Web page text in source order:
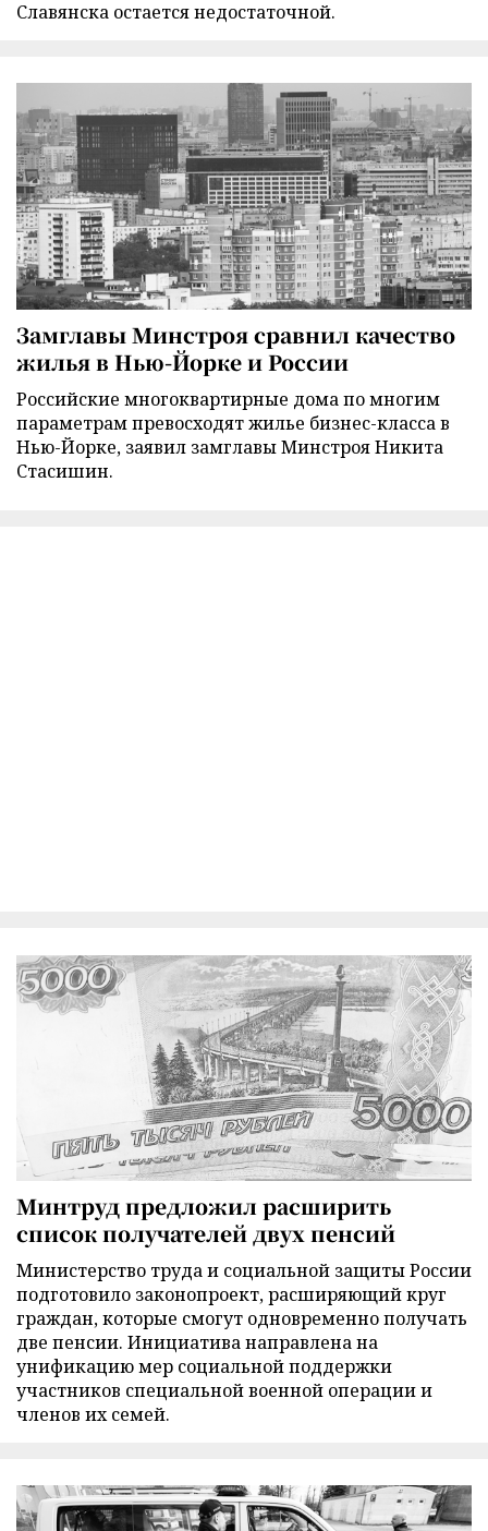
Славянска остается недостаточной.
Замглавы Минстроя сравнил качество
жилья в Нью-Йорке и России
Российские многоквартирные дома по многим
параметрам превосходят жилье бизнес-класса в
Нью-Йорке, заявил замглавы Минстроя Никита
Стасишин.
Минтруд предложил расширить
список получателей двух пенсий
Министерство труда и социальной защиты России
подготовило законопроект, расширяющий круг
граждан, которые смогут одновременно получать
две пенсии. Инициатива направлена на
унификацию мер социальной поддержки
участников специальной военной операции и
членов их семей.